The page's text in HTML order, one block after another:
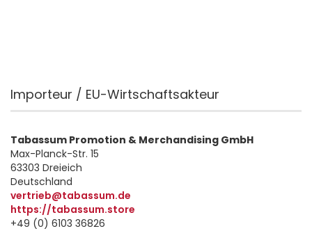
Importeur / EU-Wirtschaftsakteur
Tabassum Promotion & Merchandising GmbH
Max-Planck-Str. 15
63303 Dreieich
Deutschland
vertrieb@tabassum.de
https://tabassum.store
+49 (0) 6103 36826